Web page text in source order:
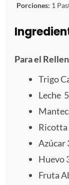
t
r
l
l
a
s
t
r
e
l
l
a
s
t
r
e
l
l
a
s
t
r
l
l
Porciones: 1
Para el
Trigo
Leche
Ricotta
Azúcar
Huevo
Fruta